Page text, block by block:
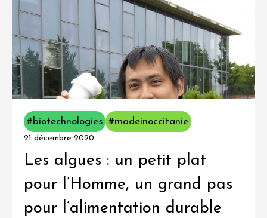
#biotechnologies #madeinoccitanie
21 décembre 2020
Les algues : un petit plat
pour l’Homme, un grand pas
pour l’alimentation durable